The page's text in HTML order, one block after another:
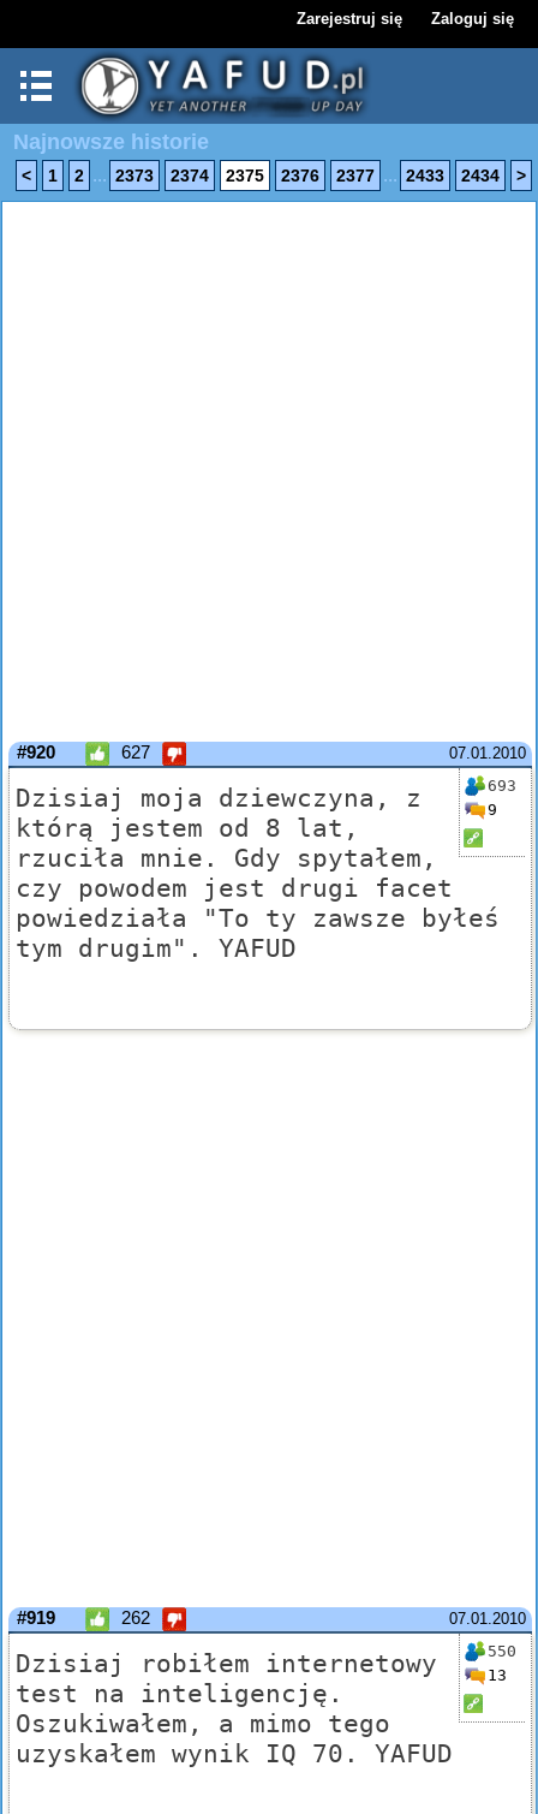
Zarejestruj się Zaloguj się
Najnowsze historie
< 1 2 ... 2373 2374 2375 2376 2377 ... 2433 2434 >
07.01.2010
#920 627
693
9
Dzisiaj moja dziewczyna, z
którą jestem od 8 lat,
rzuciła mnie. Gdy spytałem,
czy powodem jest drugi facet
powiedziała "To ty zawsze byłeś
tym drugim". YAFUD
07.01.2010
#919 262
550
13
Dzisiaj robiłem internetowy
test na inteligencję.
Oszukiwałem, a mimo tego
uzyskałem wynik IQ 70. YAFUD